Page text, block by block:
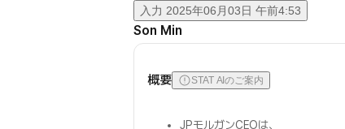
入力 2025年06月03日 午前4:53
Son Min
概要 STAT AIのご案内
JPモルガンCEOは、